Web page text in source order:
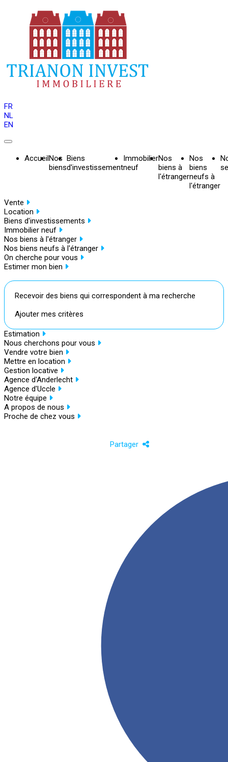
FR
NL
EN
AccueilNos
biens
Biens
d'investissement
Immobilier
neuf
Nos
biens à
l'étranger
Nos
biens
neufs à
l'étranger
Vente
Location
Biens d'investissements
Immobilier neuf
Nos biens à l'étranger
Nos biens neufs à l'étranger
On cherche pour vous
Estimer mon bien
Recevoir des biens qui correspondent à ma recherche
Ajouter mes critères
Estimation
Nous cherchons pour vous
Vendre votre bien
Mettre en location
Gestion locative
Agence d'Anderlecht
Agence d'Uccle
Notre équipe
A propos de nous
Proche de chez vous
Partager